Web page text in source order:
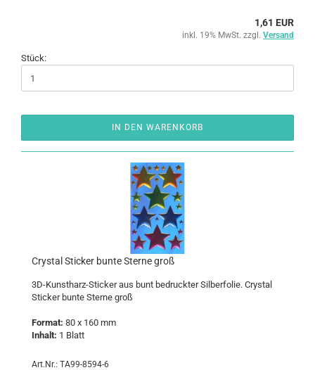
1,61 EUR
inkl. 19% MwSt. zzgl. Versand
Stück:
IN DEN WARENKORB
Crys­tal Sti­cker bunte Ster­ne groß
3D-​Kunstharz-Sticker aus bunt be­druck­ter Sil­ber­fo­lie. Crys­tal
Sti­cker bunte Ster­ne groß
For­mat: 80 x 160 mm
In­halt: 1 Blatt
Art.Nr.: TA99-8594-6